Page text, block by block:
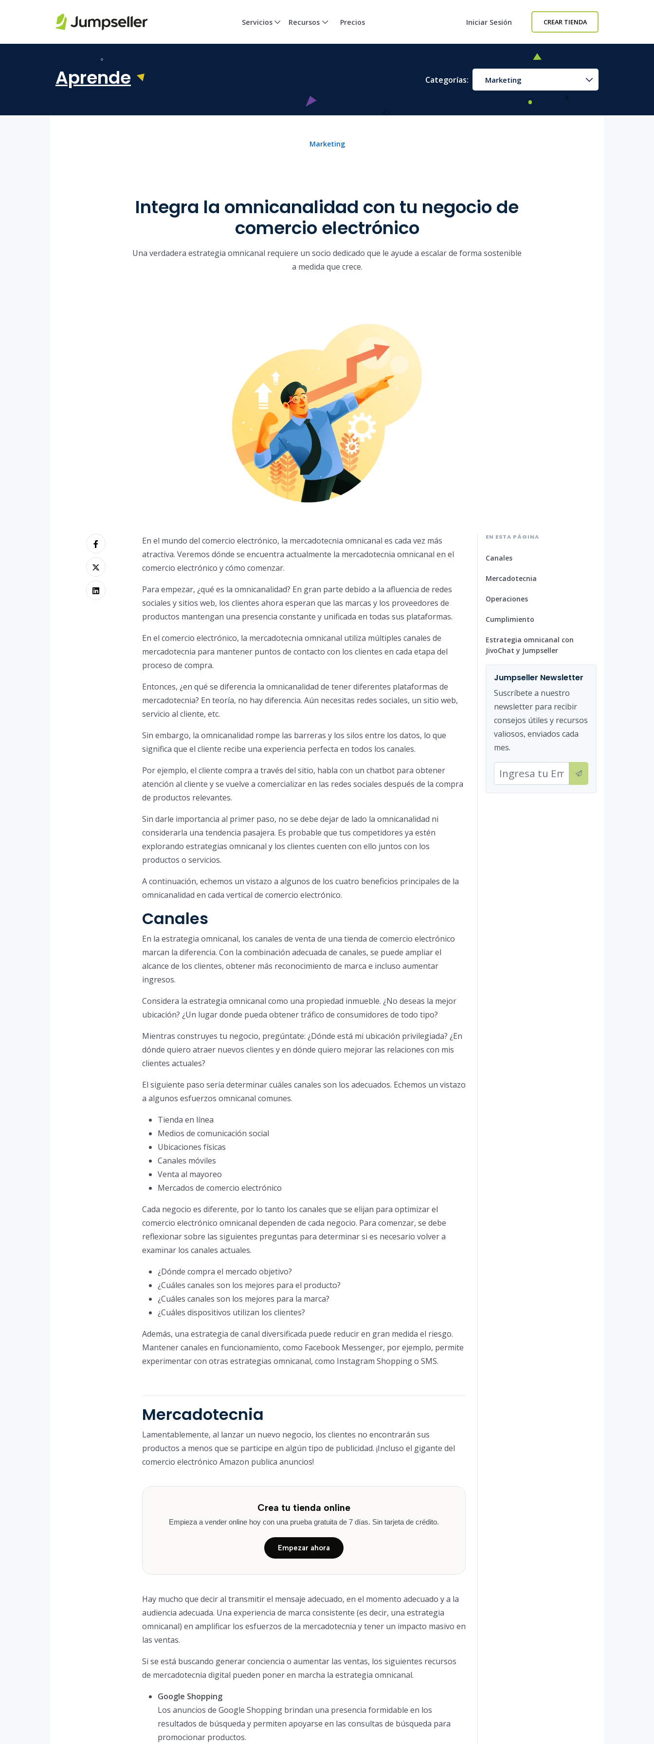
Servicios Recursos Precios Iniciar Sesión CREAR TIENDA
Aprende Categorías: Marketing
Marketing
Integra la omnicanalidad con tu negocio de
comercio electrónico
Una verdadera estrategia omnicanal requiere un socio dedicado que le ayude a escalar de forma sostenible
a medida que crece.
En el mundo del comercio electrónico, la mercadotecnia omnicanal es cada vez más
atractiva. Veremos dónde se encuentra actualmente la mercadotecnia omnicanal en el
comercio electrónico y cómo comenzar.
Para empezar, ¿qué es la omnicanalidad? En gran parte debido a la afluencia de redes
sociales y sitios web, los clientes ahora esperan que las marcas y los proveedores de
productos mantengan una presencia constante y unificada en todas sus plataformas.
En el comercio electrónico, la mercadotecnia omnicanal utiliza múltiples canales de
mercadotecnia para mantener puntos de contacto con los clientes en cada etapa del
proceso de compra.
Entonces, ¿en qué se diferencia la omnicanalidad de tener diferentes plataformas de
mercadotecnia? En teoría, no hay diferencia. Aún necesitas redes sociales, un sitio web,
servicio al cliente, etc.
Sin embargo, la omnicanalidad rompe las barreras y los silos entre los datos, lo que
significa que el cliente recibe una experiencia perfecta en todos los canales.
Por ejemplo, el cliente compra a través del sitio, habla con un chatbot para obtener
atención al cliente y se vuelve a comercializar en las redes sociales después de la compra
de productos relevantes.
Sin darle importancia al primer paso, no se debe dejar de lado la omnicanalidad ni
considerarla una tendencia pasajera. Es probable que tus competidores ya estén
explorando estrategias omnicanal y los clientes cuenten con ello juntos con los
productos o servicios.
A continuación, echemos un vistazo a algunos de los cuatro beneficios principales de la
omnicanalidad en cada vertical de comercio electrónico.
Canales
En la estrategia omnicanal, los canales de venta de una tienda de comercio electrónico
marcan la diferencia. Con la combinación adecuada de canales, se puede ampliar el
alcance de los clientes, obtener más reconocimiento de marca e incluso aumentar
ingresos.
Considera la estrategia omnicanal como una propiedad inmueble. ¿No deseas la mejor
ubicación? ¿Un lugar donde pueda obtener tráfico de consumidores de todo tipo?
Mientras construyes tu negocio, pregúntate: ¿Dónde está mi ubicación privilegiada? ¿En
dónde quiero atraer nuevos clientes y en dónde quiero mejorar las relaciones con mis
clientes actuales?
El siguiente paso sería determinar cuáles canales son los adecuados. Echemos un vistazo
a algunos esfuerzos omnicanal comunes.
Tienda en línea
Medios de comunicación social
Ubicaciones físicas
Canales móviles
Venta al mayoreo
Mercados de comercio electrónico
Cada negocio es diferente, por lo tanto los canales que se elijan para optimizar el
comercio electrónico omnicanal dependen de cada negocio. Para comenzar, se debe
reflexionar sobre las siguientes preguntas para determinar si es necesario volver a
examinar los canales actuales.
¿Dónde compra el mercado objetivo?
¿Cuáles canales son los mejores para el producto?
¿Cuáles canales son los mejores para la marca?
¿Cuáles dispositivos utilizan los clientes?
Además, una estrategia de canal diversificada puede reducir en gran medida el riesgo.
Mantener canales en funcionamiento, como Facebook Messenger, por ejemplo, permite
experimentar con otras estrategias omnicanal, como Instagram Shopping o SMS.
Mercadotecnia
Lamentablemente, al lanzar un nuevo negocio, los clientes no encontrarán sus
productos a menos que se participe en algún tipo de publicidad. ¡Incluso el gigante del
comercio electrónico Amazon publica anuncios!
Crea tu tienda online
Empieza a vender online hoy con una prueba gratuita de 7 días. Sin tarjeta de crédito.
Empezar ahora
Hay mucho que decir al transmitir el mensaje adecuado, en el momento adecuado y a la
audiencia adecuada. Una experiencia de marca consistente (es decir, una estrategia
omnicanal) en amplificar los esfuerzos de la mercadotecnia y tener un impacto masivo en
las ventas.
Si se está buscando generar conciencia o aumentar las ventas, los siguientes recursos
de mercadotecnia digital pueden poner en marcha la estrategia omnicanal.
Google Shopping
Los anuncios de Google Shopping brindan una presencia formidable en los
resultados de búsqueda y permiten apoyarse en las consultas de búsqueda para
promocionar productos.
EN ESTA PÁGINA
Canales
Mercadotecnia
Operaciones
Cumplimiento
Estrategia omnicanal con
JivoChat y Jumpseller
Jumpseller Newsletter
Suscríbete a nuestro
newsletter para recibir
consejos útiles y recursos
valiosos, enviados cada
mes.